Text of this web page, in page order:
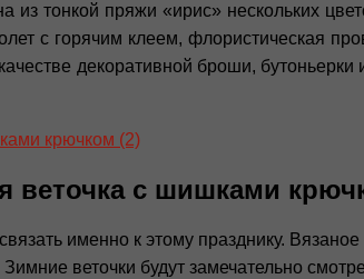
тонкой пряжи «ирис» нескольких
с горячим клеем, флористическая
декоративной броши,
веточка с шишками
именно к этому празднику.
веточки будут замечательно